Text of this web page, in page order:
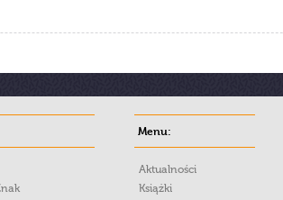
Menu:
Aktualności
Książki